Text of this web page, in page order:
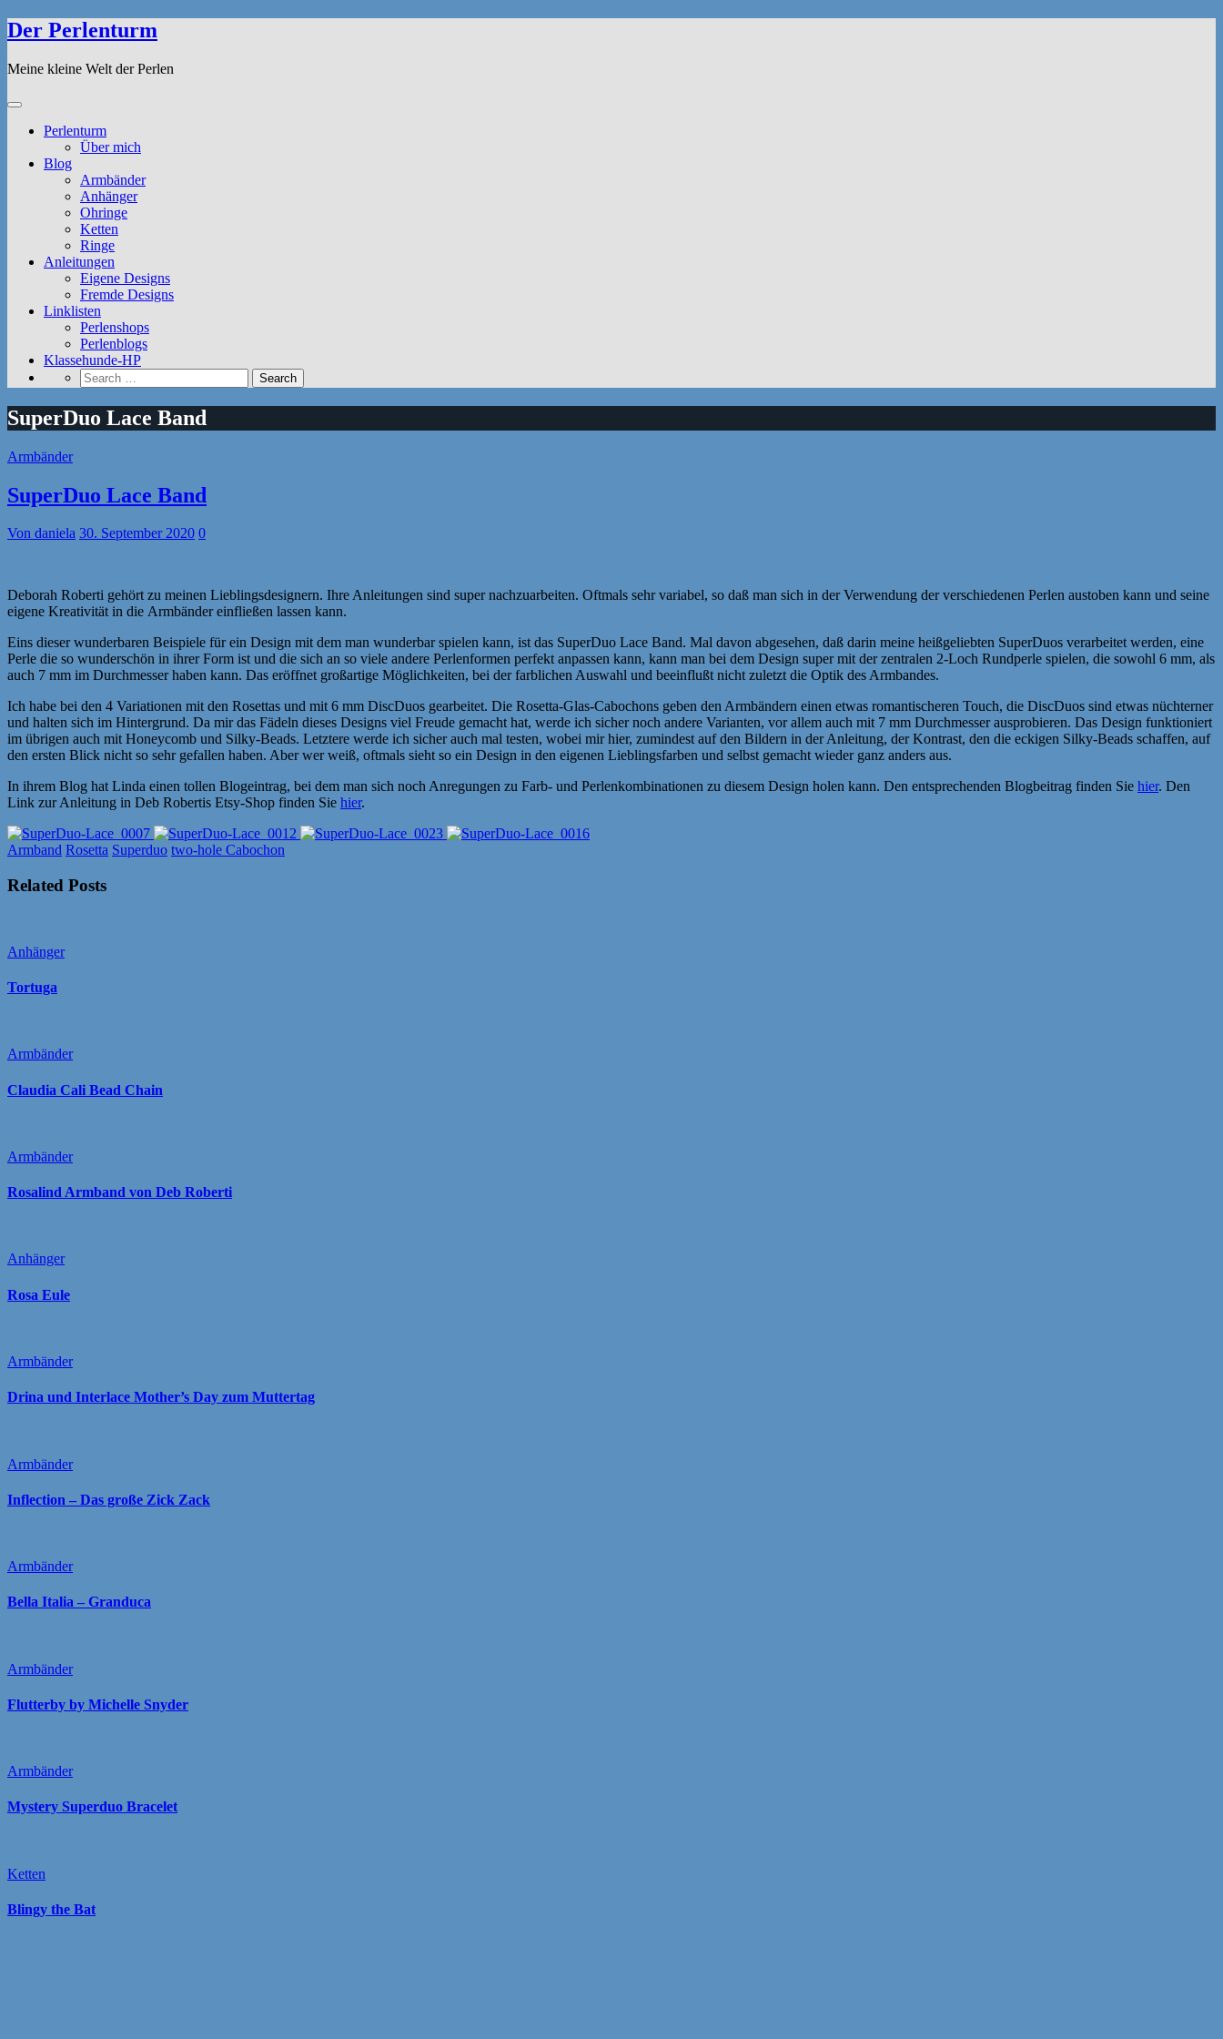
Der Perlenturm
Meine kleine Welt der Perlen
Perlenturm
Über mich
Blog
Armbänder
Anhänger
Ohringe
Ketten
Ringe
Anleitungen
Eigene Designs
Fremde Designs
Linklisten
Perlenshops
Perlenblogs
Klassehunde-HP
SuperDuo Lace Band
Armbänder
SuperDuo Lace Band
Von daniela 30. September 2020 0
Deborah Roberti gehört zu meinen Lieblingsdesignern. Ihre Anleitungen sind super nachzuarbeiten. Oftmals sehr variabel, so daß man sich in der Verwendung der verschiedenen Perlen austoben kann und seine
eigene Kreativität in die Armbänder einfließen lassen kann.
Eins dieser wunderbaren Beispiele für ein Design mit dem man wunderbar spielen kann, ist das SuperDuo Lace Band. Mal davon abgesehen, daß darin meine heißgeliebten SuperDuos verarbeitet werden, eine
Perle die so wunderschön in ihrer Form ist und die sich an so viele andere Perlenformen perfekt anpassen kann, kann man bei dem Design super mit der zentralen 2-Loch Rundperle spielen, die sowohl 6 mm, als
auch 7 mm im Durchmesser haben kann. Das eröffnet großartige Möglichkeiten, bei der farblichen Auswahl und beeinflußt nicht zuletzt die Optik des Armbandes.
Ich habe bei den 4 Variationen mit den Rosettas und mit 6 mm DiscDuos gearbeitet. Die Rosetta-Glas-Cabochons geben den Armbändern einen etwas romantischeren Touch, die DiscDuos sind etwas nüchterner
und halten sich im Hintergrund. Da mir das Fädeln dieses Designs viel Freude gemacht hat, werde ich sicher noch andere Varianten, vor allem auch mit 7 mm Durchmesser ausprobieren. Das Design funktioniert
im übrigen auch mit Honeycomb und Silky-Beads. Letztere werde ich sicher auch mal testen, wobei mir hier, zumindest auf den Bildern in der Anleitung, der Kontrast, den die eckigen Silky-Beads schaffen, auf
den ersten Blick nicht so sehr gefallen haben. Aber wer weiß, oftmals sieht so ein Design in den eigenen Lieblingsfarben und selbst gemacht wieder ganz anders aus.
In ihrem Blog hat Linda einen tollen Blogeintrag, bei dem man sich noch Anregungen zu Farb- und Perlenkombinationen zu diesem Design holen kann. Den entsprechenden Blogbeitrag finden Sie hier. Den
Link zur Anleitung in Deb Robertis Etsy-Shop finden Sie hier.
Armband Rosetta Superduo two-hole Cabochon
Related Posts
Anhänger
Tortuga
Armbänder
Claudia Cali Bead Chain
Armbänder
Rosalind Armband von Deb Roberti
Anhänger
Rosa Eule
Armbänder
Drina und Interlace Mother’s Day zum Muttertag
Armbänder
Inflection – Das große Zick Zack
Armbänder
Bella Italia – Granduca
Armbänder
Flutterby by Michelle Snyder
Armbänder
Mystery Superduo Bracelet
Ketten
Blingy the Bat